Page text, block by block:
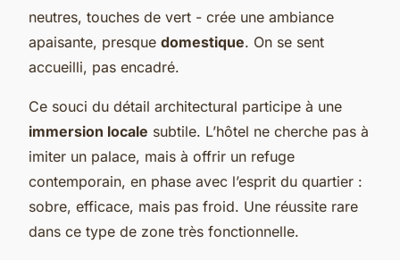
neutres, touches de vert - crée une ambiance
apaisante, presque domestique. On se sent
accueilli, pas encadré.
Ce souci du détail architectural participe à une
immersion locale subtile. L’hôtel ne cherche pas à
imiter un palace, mais à offrir un refuge
contemporain, en phase avec l’esprit du quartier :
sobre, efficace, mais pas froid. Une réussite rare
dans ce type de zone très fonctionnelle.